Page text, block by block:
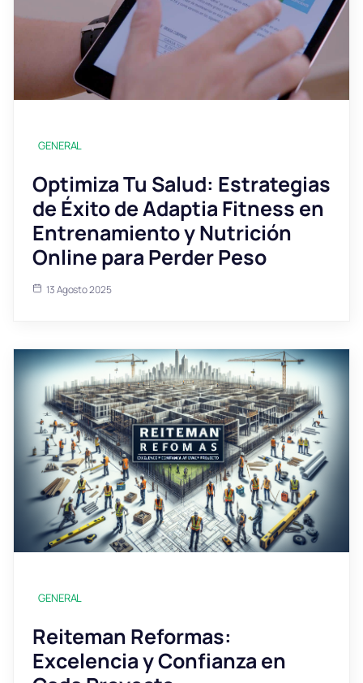
GENERAL
Optimiza Tu Salud: Estrategias
de Éxito de Adaptia Fitness en
Entrenamiento y Nutrición
Online para Perder Peso
13 Agosto 2025
GENERAL
Reiteman Reformas:
Excelencia y Confianza en